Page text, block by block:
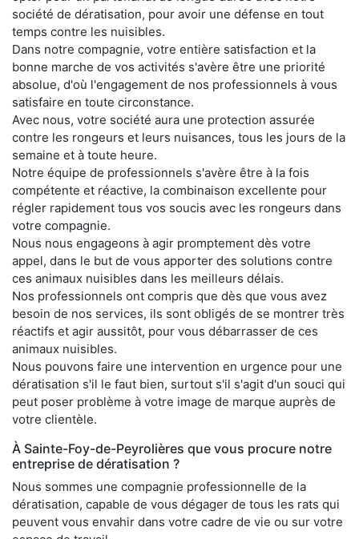
société de dératisation, pour avoir une défense en tout
temps contre les nuisibles.
Dans notre compagnie, votre entière satisfaction et la
bonne marche de vos activités s'avère être une priorité
absolue, d'où l'engagement de nos professionnels à vous
satisfaire en toute circonstance.
Avec nous, votre société aura une protection assurée
contre les rongeurs et leurs nuisances, tous les jours de la
semaine et à toute heure.
Notre équipe de professionnels s'avère être à la fois
compétente et réactive, la combinaison excellente pour
régler rapidement tous vos soucis avec les rongeurs dans
votre compagnie.
Nous nous engageons à agir promptement dès votre
appel, dans le but de vous apporter des solutions contre
ces animaux nuisibles dans les meilleurs délais.
Nos professionnels ont compris que dès que vous avez
besoin de nos services, ils sont obligés de se montrer très
réactifs et agir aussitôt, pour vous débarrasser de ces
animaux nuisibles.
Nous pouvons faire une intervention en urgence pour une
dératisation s'il le faut bien, surtout s'il s'agit d'un souci qui
peut poser problème à votre image de marque auprès de
votre clientèle.
À Sainte-Foy-de-Peyrolières que vous procure notre
entreprise de dératisation ?
Nous sommes une compagnie professionnelle de la
dératisation, capable de vous dégager de tous les rats qui
peuvent vous envahir dans votre cadre de vie ou sur votre